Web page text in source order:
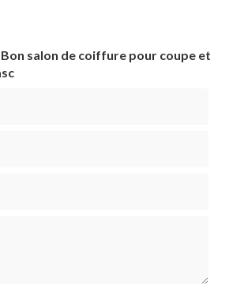
salon de coiffure pour coupe et